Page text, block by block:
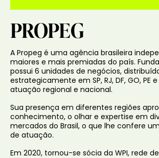
PROPEG
A Propeg é uma agência brasileira
maiores e mais premiadas do país.
possui 6 unidades de negócios,
estrategicamente em SP, RJ, DF, GO, PE
atuação regional e nacional.
Sua presença em diferentes regiões
conhecimento, o olhar e expertise em
mercados do Brasil, o que lhe confere
de atuação.
Em 2020, tornou-se sócia da WPI, rede